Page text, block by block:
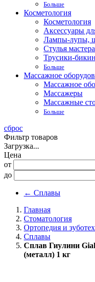
Больше
Косметология
Косметология
Аксессуары
Лампы-лупы,
Стулья
Трусики-
Больше
Массажное
Массажное
Массажеры
Массажные
Больше
сброс
Фильтр товаров
Загрузка...
Цена
от
до
← Сплавы
Главная
Стоматология
Ортопедия и
Сплавы
Сплав Гиулини
(металл) 1 кг